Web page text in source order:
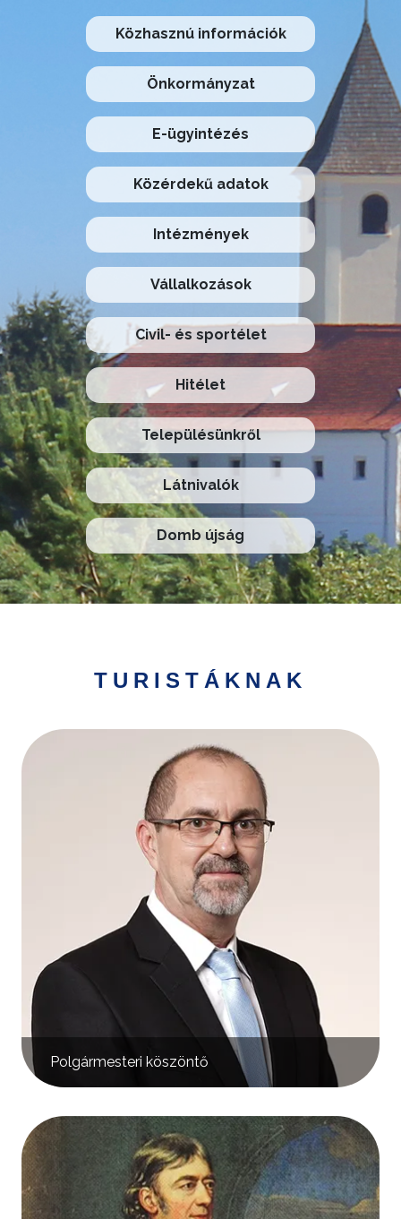
Közhasznú információk
Önkormányzat
E-ügyintézés
Közérdekű adatok
Intézmények
Vállalkozások
Civil- és sportélet
Hitélet
Településünkről
Látnivalók
Domb újság
TURISTÁKNAK
Polgármesteri köszöntő
Kép
Kép